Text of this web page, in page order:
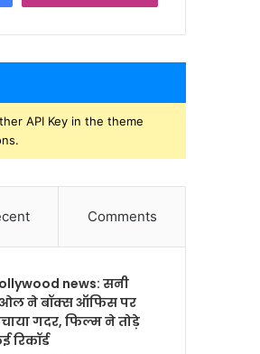
API Key in the theme
Comments
news: सनी
ने बॉक्स ऑफिस पर
गदर, फिल्म ने तोड़े
रिकॉर्ड